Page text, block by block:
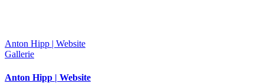
Anton Hipp | Website
Gallerie
Anton Hipp | Website